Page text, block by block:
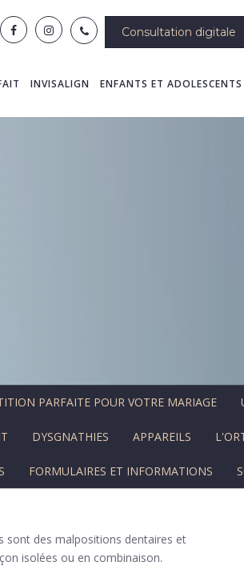
Consultation digitale
INVISALIGN ENFANTS ET ADOLESCENTS
PARFAITE POUR VOTRE MARIAGE
DYSGNATHIES APPAREILS
FORMULAIRES ET INFORMATIONS
sont des malpositions dentaires et
isolées ou en combinaison.